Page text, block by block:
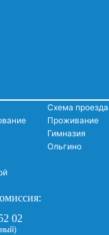
Схема проезда
Проживание
Гимназия
Ольгино
02